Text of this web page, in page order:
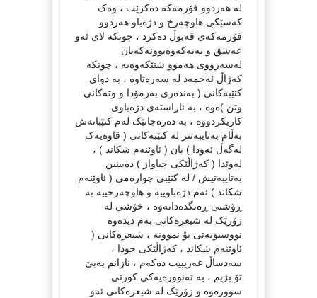
لە هەردوو فۆرمەکە دەکرێت ، وەک
کەسێکی هاوچەرخ و دژەباو هەردوو
فۆرمەکەی قەبوڵ دەکرد ، چونکە لای ئەو
عەشق و بەیەکەوەبوونەکەیان
لەسەرووی هەموو شتێکەوەیە ، چونکە
کەژاڵ ئەحمەد لە سەرەتاوە ، بە دوای
کتێبەکانی ( بەندەری بەرمۆدا و وتەکانی
وتن )ەوە ، بە ئاراستەی دژەباوی
کاریکردووە ، بە دەرەجاتێک لەم کتێبانەش
بەڵام بەتایبەتتر لە کتێبەکانی ( قاوەیەک
لەگەڵ ئەودا ) یان ( ئاوێنەم شکاند ) ،
لەوێدا ( کەژاڵێکی جیاواز ) دەبینین
بەتایبەتیش / لە کتێبی چوارەمی ( ئاوێنەم
شکاند ) ئەم دژەباوییە و هاوچەرخییە بە
ڕۆشنی ڕەنگدەداتەوە ، خۆشی لە
زۆرێک لە شیعرەکانی بەم دیدەوە
نووسیویەتی بۆ نموونە ، شیعرەکانی (
ئاوێنەم شکاند ، کەژاڵێکی جودا ،
سەدساڵ غەریبیت دەکەم ، نازانم بەبێ
تۆ بژیم ، بە تەنوورەیەکی کورتی
سوورەوە و زۆرێک لە شیعرەکانی ئەو